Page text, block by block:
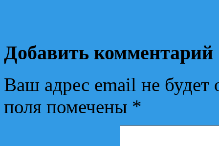
Добавить комментарий
Ваш адрес email не будет
поля помечены *